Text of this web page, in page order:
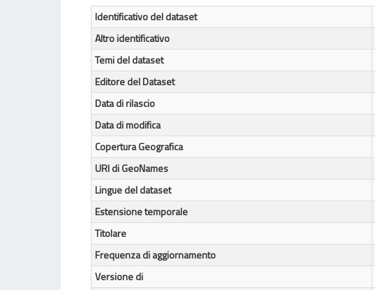
Identificativo del dataset
Altro identificativo
Temi del dataset
Editore del Dataset
Data di rilascio
Data di modifica
Copertura Geografica
URI di GeoNames
Lingue del dataset
Estensione temporale
Titolare
Frequenza di aggiornamento
Versione di